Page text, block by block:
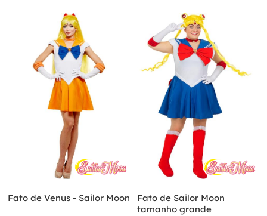
Fato de Venus - Sailor Moon
Fato de Sailor Moon
tamanho grande